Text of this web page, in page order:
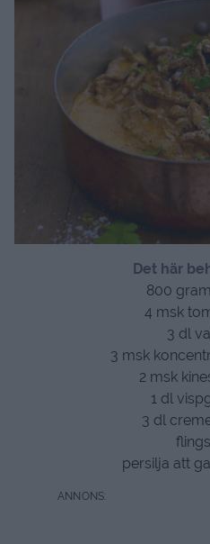
Det här
800
4 msk
3 dl
3 msk
2 msk
1 dl
3 dl
persilja att